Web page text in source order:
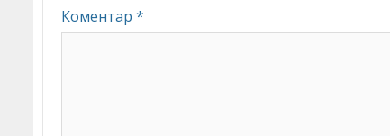
Коментар *